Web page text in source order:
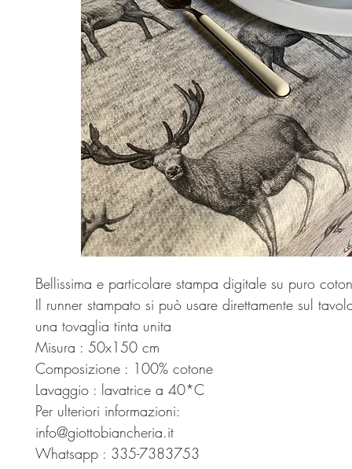
Bellissima e particolare stampa digitale su puro
Il runner stampato si può usare direttamente sul
una tovaglia tinta unita
Misura : 50x150 cm
Composizione : 100% cotone
Lavaggio : lavatrice a 40*C
Per ulteriori informazioni:
info@giottobiancheria.it
Whatsapp : 335-7383753